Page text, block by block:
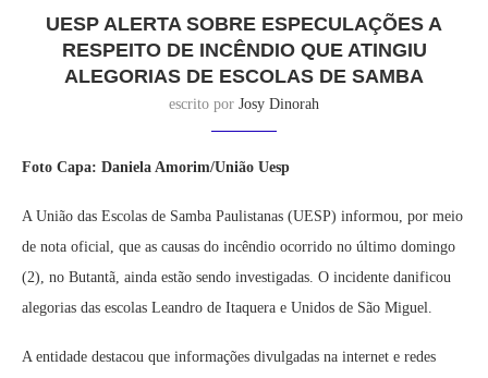
UESP ALERTA SOBRE ESPECULAÇÕES A
RESPEITO DE INCÊNDIO QUE ATINGIU
ALEGORIAS DE ESCOLAS DE SAMBA
escrito por Josy Dinorah
Foto Capa: Daniela Amorim/União Uesp
A União das Escolas de Samba Paulistanas (UESP) informou, por meio
de nota oficial, que as causas do incêndio ocorrido no último domingo
(2), no Butantã, ainda estão sendo investigadas. O incidente danificou
alegorias das escolas Leandro de Itaquera e Unidos de São Miguel.
A entidade destacou que informações divulgadas na internet e redes